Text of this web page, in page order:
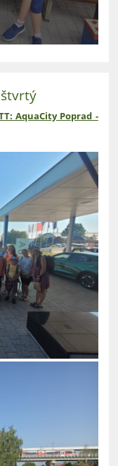
AquaCity Poprad -